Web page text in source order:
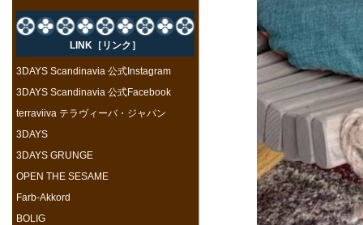
LINK［リンク］
3DAYS Scandinavia 公式Instagram
3DAYS Scandinavia 公式Facebook
terraviiva テラヴィーバ・ジャパン
3DAYS
3DAYS GRUNGE
OPEN THE SESAME
Farb-Akkord
BOLIG